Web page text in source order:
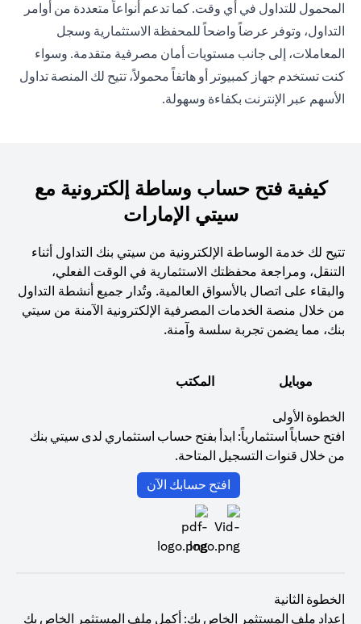
المحمول للتداول في أي وقت. كما تدعم أنواعاً متعددة من أوامر
التداول، وتوفر عرضاً واضحاً للمحفظة الاستثمارية وسجل
المعاملات، إلى جانب مستويات أمان مصرفية متقدمة. وسواء
كنت تستخدم جهاز كمبيوتر أو هاتفاً محمولاً، تتيح لك المنصة تداول
الأسهم عبر الإنترنت بكفاءة وسهولة.
كيفية فتح حساب وساطة إلكترونية مع
سيتي الإمارات
تتيح لك خدمة الوساطة الإلكترونية من سيتي بنك التداول أثناء
التنقل، ومراجعة محفظتك الاستثمارية في الوقت الفعلي،
والبقاء على اتصال بالأسواق العالمية. وتُدار جميع أنشطة التداول
من خلال منصة الخدمات المصرفية الإلكترونية الآمنة من سيتي
بنك، مما يضمن تجربة سلسة وآمنة.
موبايل المكتب
الخطوة الأولى
افتح حساباً استثمارياً: ابدأ بفتح حساب استثماري لدى سيتي بنك
من خلال قنوات التسجيل المتاحة.
افتح حسابك الآن
الخطوة الثانية
إعداد ملف المستثمر الخاص بك: أكمل ملف المستثمر الخاص بك